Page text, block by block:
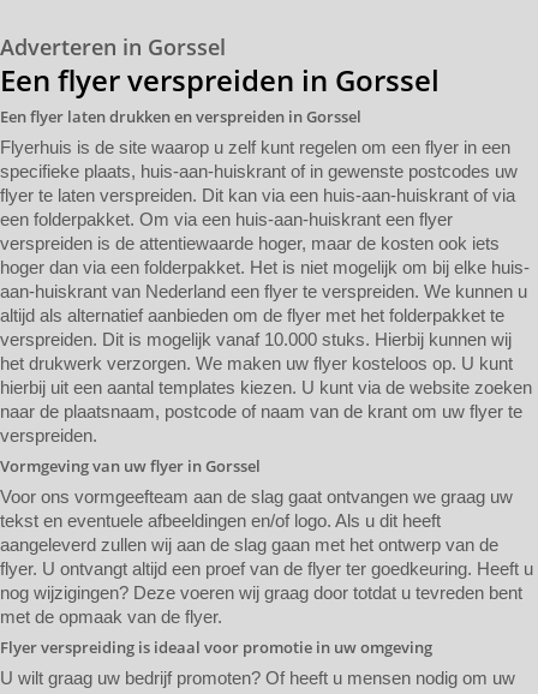
Adverteren in Gorssel
Een flyer verspreiden in Gorssel
Een flyer laten drukken en verspreiden in Gorssel
Flyerhuis is de site waarop u zelf kunt regelen om een flyer in een
specifieke plaats, huis-aan-huiskrant of in gewenste postcodes uw
flyer te laten verspreiden. Dit kan via een huis-aan-huiskrant of via
een folderpakket. Om via een huis-aan-huiskrant een flyer
verspreiden is de attentiewaarde hoger, maar de kosten ook iets
hoger dan via een folderpakket. Het is niet mogelijk om bij elke huis-
aan-huiskrant van Nederland een flyer te verspreiden. We kunnen u
altijd als alternatief aanbieden om de flyer met het folderpakket te
verspreiden. Dit is mogelijk vanaf 10.000 stuks. Hierbij kunnen wij
het drukwerk verzorgen. We maken uw flyer kosteloos op. U kunt
hierbij uit een aantal templates kiezen. U kunt via de website zoeken
naar de plaatsnaam, postcode of naam van de krant om uw flyer te
verspreiden.
Vormgeving van uw flyer in Gorssel
Voor ons vormgeefteam aan de slag gaat ontvangen we graag uw
tekst en eventuele afbeeldingen en/of logo. Als u dit heeft
aangeleverd zullen wij aan de slag gaan met het ontwerp van de
flyer. U ontvangt altijd een proef van de flyer ter goedkeuring. Heeft u
nog wijzigingen? Deze voeren wij graag door totdat u tevreden bent
met de opmaak van de flyer.
Flyer verspreiding is ideaal voor promotie in uw omgeving
U wilt graag uw bedrijf promoten? Of heeft u mensen nodig om uw